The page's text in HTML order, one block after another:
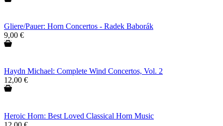
Gliere/Pauer: Horn Concertos - Radek Baborák
9,00 €
Haydn Michael: Complete Wind Concertos, Vol. 2
12,00 €
Heroic Horn: Best Loved Classical Horn Music